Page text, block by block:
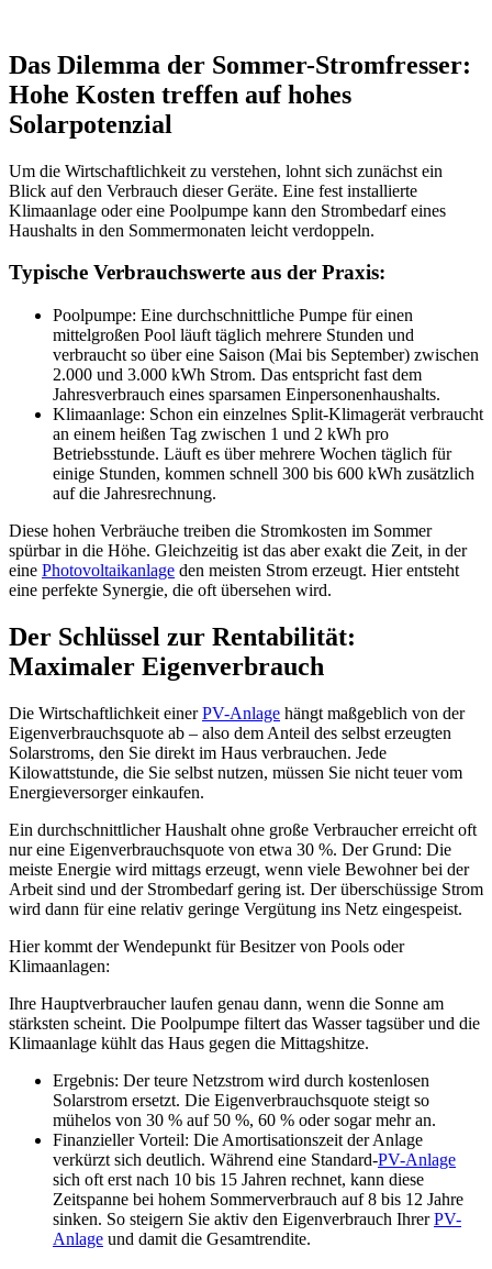
Das Dilemma der Sommer-Stromfresser:
Hohe Kosten treffen auf hohes
Solarpotenzial
Um die Wirtschaftlichkeit zu verstehen, lohnt sich zunächst ein
Blick auf den Verbrauch dieser Geräte. Eine fest installierte
Klimaanlage oder eine Poolpumpe kann den Strombedarf eines
Haushalts in den Sommermonaten leicht verdoppeln.
Typische Verbrauchswerte aus der Praxis:
Poolpumpe: Eine durchschnittliche Pumpe für einen
mittelgroßen Pool läuft täglich mehrere Stunden und
verbraucht so über eine Saison (Mai bis September) zwischen
2.000 und 3.000 kWh Strom. Das entspricht fast dem
Jahresverbrauch eines sparsamen Einpersonenhaushalts.
Klimaanlage: Schon ein einzelnes Split-Klimagerät verbraucht
an einem heißen Tag zwischen 1 und 2 kWh pro
Betriebsstunde. Läuft es über mehrere Wochen täglich für
einige Stunden, kommen schnell 300 bis 600 kWh zusätzlich
auf die Jahresrechnung.
Diese hohen Verbräuche treiben die Stromkosten im Sommer
spürbar in die Höhe. Gleichzeitig ist das aber exakt die Zeit, in der
eine Photovoltaikanlage den meisten Strom erzeugt. Hier entsteht
eine perfekte Synergie, die oft übersehen wird.
Der Schlüssel zur Rentabilität:
Maximaler Eigenverbrauch
Die Wirtschaftlichkeit einerPV-Anlage hängt maßgeblich von der
Eigenverbrauchsquote ab – also dem Anteil des selbst erzeugten
Solarstroms, den Sie direkt im Haus verbrauchen. Jede
Kilowattstunde, die Sie selbst nutzen, müssen Sie nicht teuer vom
Energieversorger einkaufen.
Ein durchschnittlicher Haushalt ohne große Verbraucher erreicht oft
nur eine Eigenverbrauchsquote von etwa 30 %. Der Grund: Die
meiste Energie wird mittags erzeugt, wenn viele Bewohner bei der
Arbeit sind und der Strombedarf gering ist. Der überschüssige Strom
wird dann für eine relativ geringe Vergütung ins Netz eingespeist.
Hier kommt der Wendepunkt für Besitzer von Pools oder
Klimaanlagen:
Ihre Hauptverbraucher laufen genau dann, wenn die Sonne am
stärksten scheint. Die Poolpumpe filtert das Wasser tagsüber und die
Klimaanlage kühlt das Haus gegen die Mittagshitze.
Ergebnis: Der teure Netzstrom wird durch kostenlosen
Solarstrom ersetzt. Die Eigenverbrauchsquote steigt so
mühelos von 30 % auf 50 %, 60 % oder sogar mehr an.
Finanzieller Vorteil: Die Amortisationszeit der Anlage
verkürzt sich deutlich. Während eine Standard-PV-Anlage
sich oft erst nach 10 bis 15 Jahren rechnet, kann diese
Zeitspanne bei hohem Sommerverbrauch auf 8 bis 12 Jahre
sinken. So steigern Sie aktiv den Eigenverbrauch IhrerPV-
Anlage und damit die Gesamtrendite.